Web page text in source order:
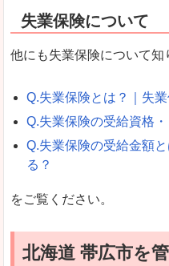
失業保険について
他にも失業保険について知
Q.失業保険とは？｜失
Q.失業保険の受給資格
Q.失業保険の受給金額
る？
をご覧ください。
北海道 帯広市を